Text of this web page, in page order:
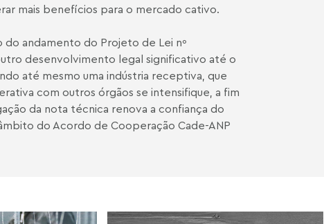
mais benefícios para o mercado cativo.
do andamento do Projeto de Lei nº
desenvolvimento legal significativo até o
até mesmo uma indústria receptiva, que
com outros órgãos se intensifique, a fim
da nota técnica renova a confiança do
do Acordo de Cooperação Cade-ANP